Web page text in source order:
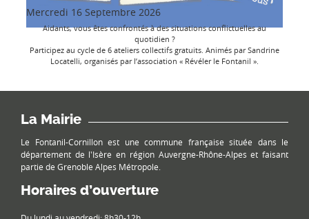
Mercredi 16 Septembre 2026
Aidants, vous êtes confrontés à des situations conflictuelles au
quotidien ?
Participez au cycle de 6 ateliers collectifs gratuits. Animés par Sandrine
Locatelli, organisés par l’association « Révéler le Fontanil ».
La Mairie
Le Fontanil-Cornillon est une commune française située dans le
département de l'Isère en région Auvergne-Rhône-Alpes et faisant
partie de Grenoble Alpes Métropole.
Horaires d’ouverture